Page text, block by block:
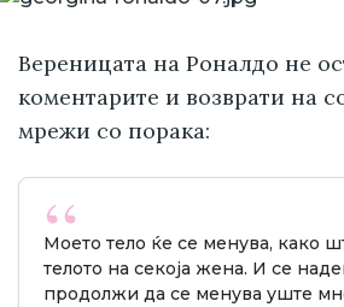
Вереницата на Роналдо не
коментарите и возврати на
мрежи со порака:
Моето тело ќе се менува, како
телото на секоја жена. И се
продолжи да се менува уште